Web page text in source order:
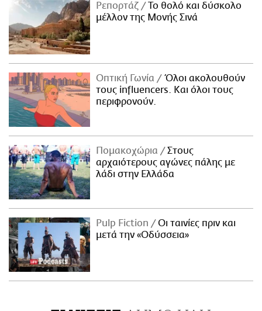
Ρεπορτάζ
Το θολό και δύσκολο
μέλλον της Μονής Σινά
Οπτική Γωνία
Όλοι ακολουθούν
τους influencers. Και όλοι τους
περιφρονούν.
Πομακοχώρια
Στους
αρχαιότερους αγώνες πάλης με
λάδι στην Ελλάδα
Pulp Fiction
Οι ταινίες πριν και
μετά την «Οδύσσεια»